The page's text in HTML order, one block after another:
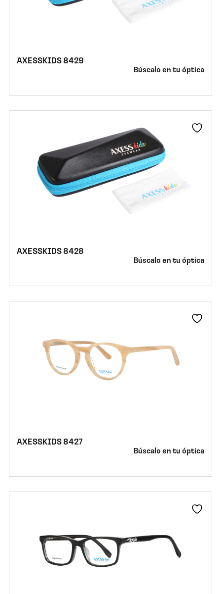
AXESSKIDS 8429
Búscalo en tu óptica
AXESSKIDS 8428
Búscalo en tu óptica
AXESSKIDS 8427
Búscalo en tu óptica